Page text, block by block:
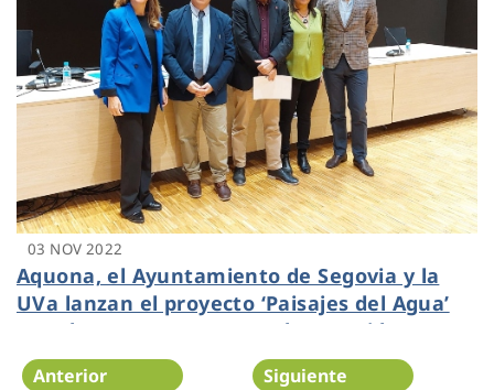
03 NOV 2022
Aquona, el Ayuntamiento de Segovia y la
UVa lanzan el proyecto ‘Paisajes del Agua’
para buscar propuestas a la recogida y
aprovechamiento del agua de lluvia
Anterior Siguiente